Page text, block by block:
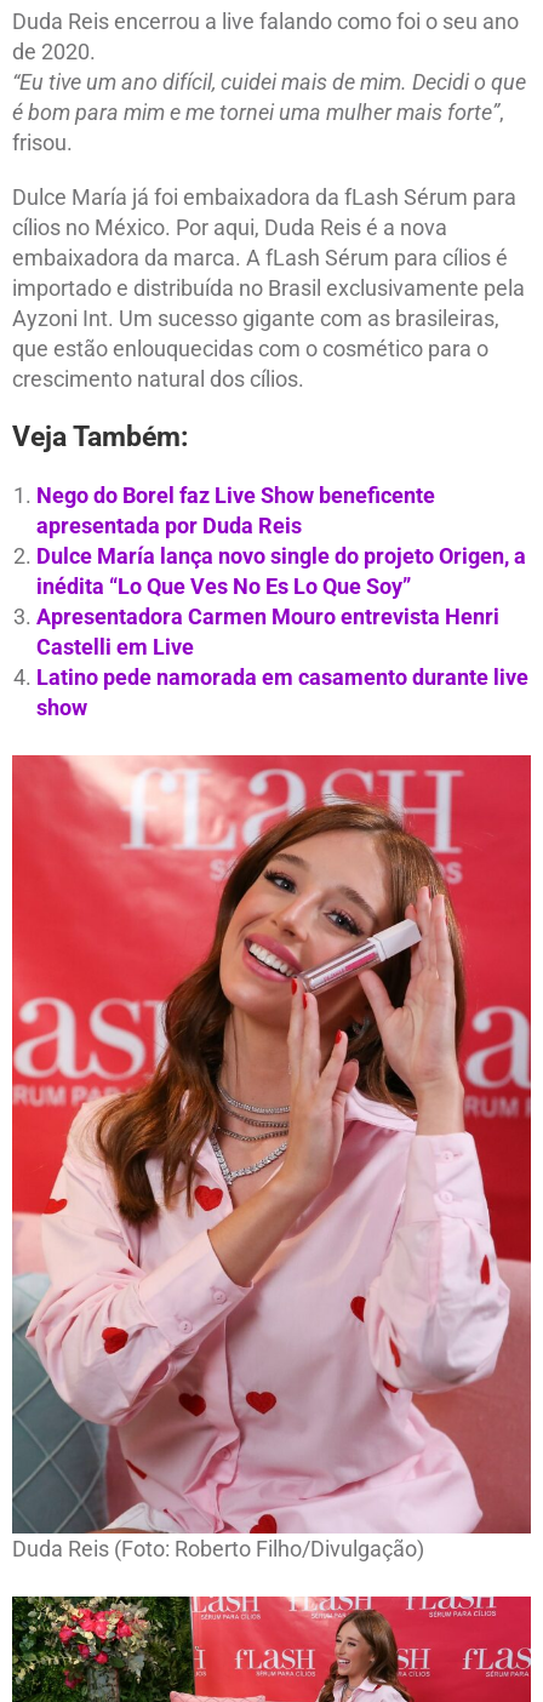
Duda Reis encerrou a live falando como foi o seu ano
de 2020.
“Eu tive um ano difícil, cuidei mais de mim. Decidi o que
é bom para mim e me tornei uma mulher mais forte”,
frisou.
Dulce María já foi embaixadora da fLash Sérum para
cílios no México. Por aqui, Duda Reis é a nova
embaixadora da marca. A fLash Sérum para cílios é
importado e distribuída no Brasil exclusivamente pela
Ayzoni Int. Um sucesso gigante com as brasileiras,
que estão enlouquecidas com o cosmético para o
crescimento natural dos cílios.
Veja Também:
Nego do Borel faz Live Show beneficente
apresentada por Duda Reis
Dulce María lança novo single do projeto Origen, a
inédita “Lo Que Ves No Es Lo Que Soy”
Apresentadora Carmen Mouro entrevista Henri
Castelli em Live
Latino pede namorada em casamento durante live
show
Duda Reis (Foto: Roberto Filho/Divulgação)